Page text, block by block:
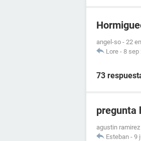
angel-so - 22
Lore - 8 sep
73
pregunta
agustin ramirez
Esteban - 9